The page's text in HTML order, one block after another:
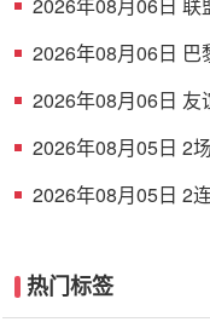
2026年08月06日 巴
2026年08月06日 友
2026年08月05日 2
2026年08月05日 2
热门标签